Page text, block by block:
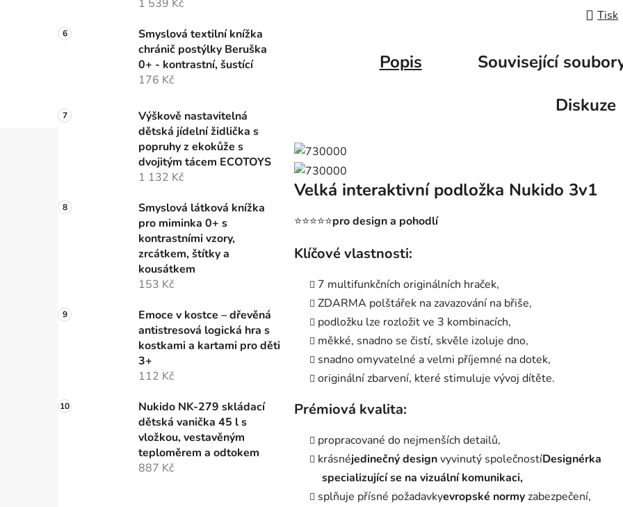
1 539 Kč
Smyslová textilní knížka
chránič postýlky Beruška
0+ - kontrastní, šustící
176 Kč
Výškově nastavitelná
dětská jídelní židlička s
popruhy z ekokůže s
dvojitým tácem ECOTOYS
1 132 Kč
Smyslová látková knížka
pro miminka 0+ s
kontrastními vzory,
zrcátkem, štítky a
kousátkem
153 Kč
Emoce v kostce – dřevěná
antistresová logická hra s
kostkami a kartami pro děti
3+
112 Kč
Nukido NK-279 skládací
dětská vanička 45 l s
vložkou, vestavěným
teploměrem a odtokem
887 Kč
Tisk
Popis Související
Diskuze
Velká interaktivní podložka Nukido 3v1
⭐⭐⭐⭐⭐pro design a pohodlí
Klíčové vlastnosti:
7 multifunkčních originálních hraček,
ZDARMA polštářek na zavazování na břiše,
podložku lze rozložit ve 3 kombinacích,
měkké, snadno se čistí, skvěle izoluje dno,
snadno omyvatelné a velmi příjemné na dotek,
originální zbarvení, které stimuluje vývoj dítěte.
Prémiová kvalita:
propracované do nejmenších detailů,
krásnéjedinečný designvyvinutý společnostíDesignérka
specializující se na vizuální komunikaci,
splňuje přísné požadavkyevropské normyzabezpečení,